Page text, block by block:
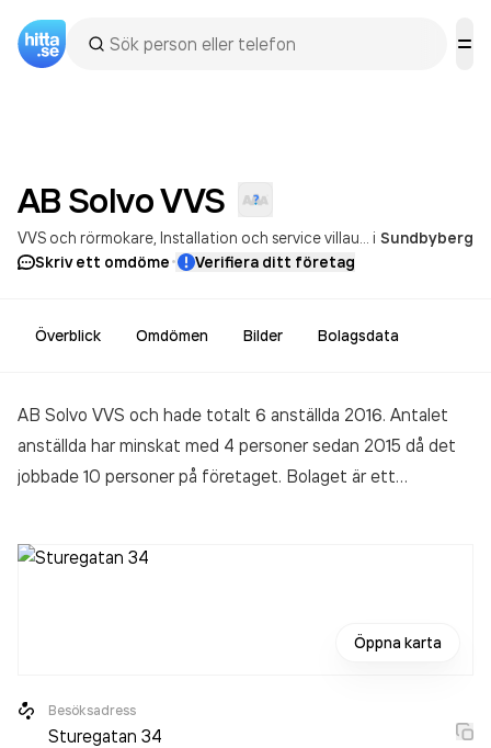
AB SolvoVVS
VVS och rörmokare Installation och service villauppvärmning i Sundbyberg
Skriv ett omdöme· Verifiera ditt företag
Överblick Omdömen Bilder Bolagsdata
AB Solvo VVS och hade totalt 6 anställda 2016. Antalet
anställda har minskat med 4 personer sedan 2015 då det
jobbade 10 personer på företaget. Bolaget är ett
Öppna karta
Besöksadress
Sturegatan 34